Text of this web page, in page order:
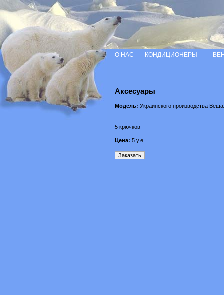
Аксесуары
Модель: Украинского производства
5 крючков
Цена: 5 у.е.
О НАС КОНДИЦИОНЕРЫ